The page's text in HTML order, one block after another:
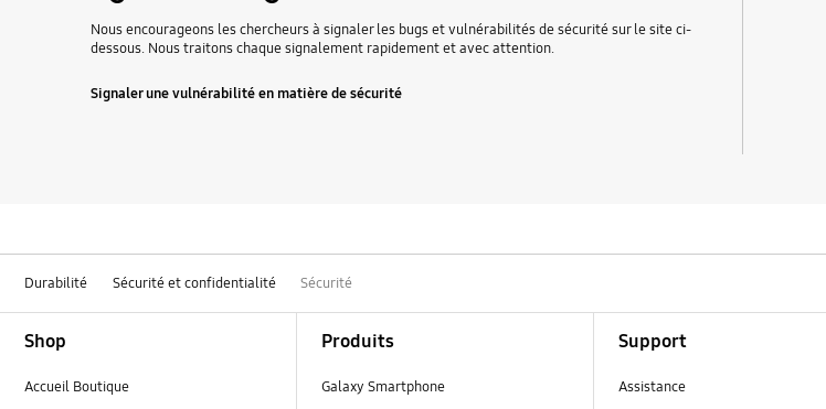
Nous encourageons les chercheurs à signaler les bugs et vulnérabilités de sécurité sur le site ci-
dessous. Nous traitons chaque signalement rapidement et avec attention.
Signaler une vulnérabilité en matière de sécurité
Durabilité Sécurité et confidentialité Sécurité
Shop
Accueil Boutique
Produits
Galaxy Smartphone
Support
Assistance